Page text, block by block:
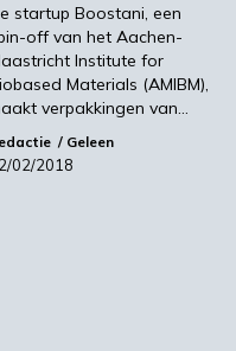
het residu van
verwerkt door
te maken
name harsen en
startup Boostani, een
off van het Aachen-
Institute for
Materials (AMIBM),
verpakkingen van…
Geleen
02/2018